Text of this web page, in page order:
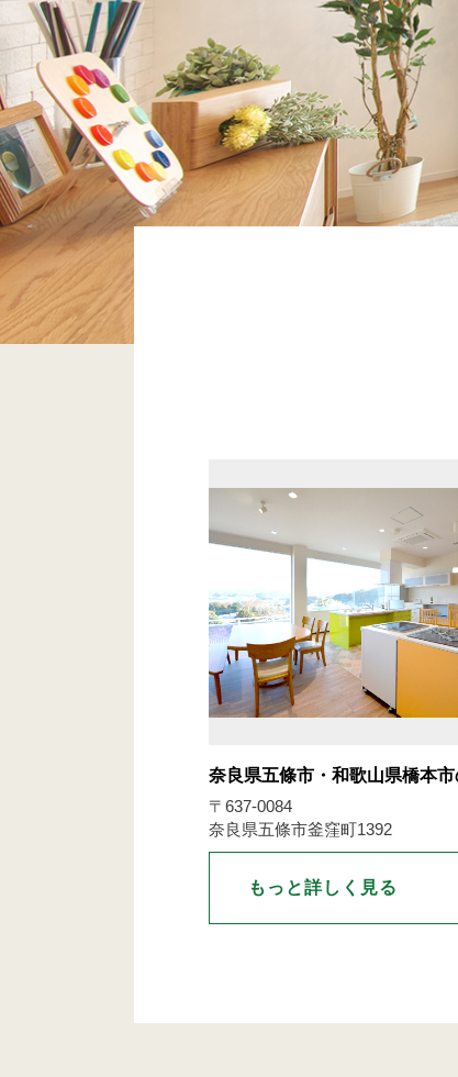
奈良県五條市・和歌山県橋本
〒637-0084
奈良県五條市釜窪町1392
もっと詳しく見る